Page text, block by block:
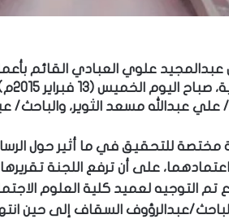
عبدالمجيد علوي العبادي القائم
عبدالله مسعد الثوير، والباحث/
مختصة للتحقيق في ما أثير حول
على أن ترفع اللجنة تقريرها
تم التوجيه لعميد كلية العلوم
الباحث/عبدالرؤوف السقاف إلى حين